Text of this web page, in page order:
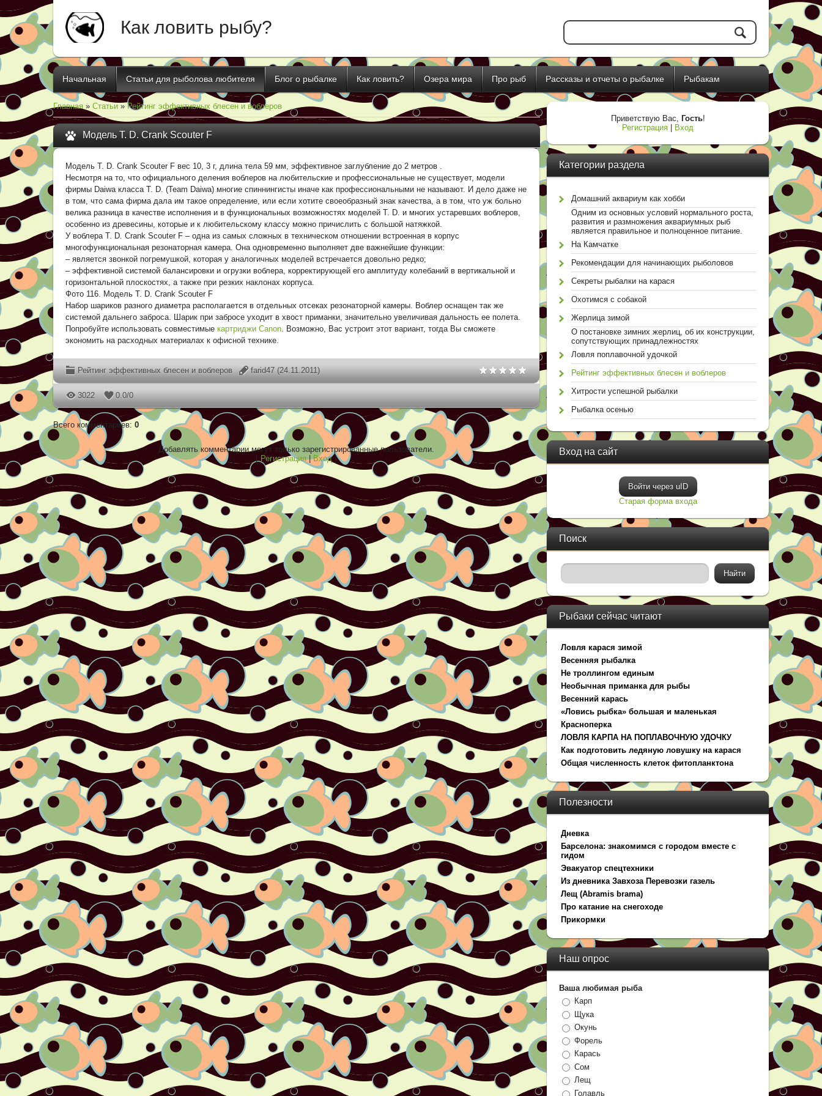
Как ловить рыбу?
Начальная Статьи для рыболова любителя Блог о рыбалке Как ловить? Озера мира Про рыб Рассказы и отчеты о рыбалке Рыбакам
Главная » Статьи » Рейтинг эффективных блесен и воблеров
Модель T. D. Crank Scouter F
Модель T. D. Crank Scouter F вес 10, 3 г, длина тела 59 мм, эффективное заглубление до 2 метров .
Несмотря на то, что официального деления воблеров на любительские и профессиональные не существует, модели
фирмы Daiwa класса T. D. (Team Daiwa) многие спиннингисты иначе как профессиональными не называют. И дело даже не
в том, что сама фирма дала им такое определение, или если хотите своеобразный знак качества, а в том, что уж больно
велика разница в качестве исполнения и в функциональных возможностях моделей T. D. и многих устаревших воблеров,
особенно из древесины, которые и к любительскому классу можно причислить с большой натяжкой.
У воблера T. D. Crank Scouter F – одна из самых сложных в техническом отношении встроенная в корпус
многофункциональная резонаторная камера. Она одновременно выполняет две важнейшие функции:
– является звонкой погремушкой, которая у аналогичных моделей встречается довольно редко;
– эффективной системой балансировки и огрузки воблера, корректирующей его амплитуду колебаний в вертикальной и
горизонтальной плоскостях, а также при резких наклонах корпуса.
Фото 116. Модель T. D. Crank Scouter F
Набор шариков разного диаметра располагается в отдельных отсеках резонаторной камеры. Воблер оснащен так же
системой дальнего заброса. Шарик при забросе уходит в хвост приманки, значительно увеличивая дальность ее полета.
Попробуйте использовать совместимые картриджи Canon. Возможно, Вас устроит этот вариант, тогда Вы сможете
экономить на расходных материалах к офисной технике.
Рейтинг эффективных блесен и воблеров farid47(24.11.2011)
3022 0.0/0
Всего комментариев: 0
Добавлять комментарии могут только зарегистрированные пользователи.
[Регистрация|Вход]
Приветствую Вас, Гость!
Регистрация
Вход
Категории раздела
Домашний аквариум как хобби
Одним из основных условий нормального роста,
развития и размножения аквариумных рыб
является правильное и полноценное питание.
На Камчатке
Рекомендации для начинающих рыболовов
Секреты рыбалки на карася
Охотимся с собакой
Жерлица зимой
О постановке зимних жерлиц, об их конструкции,
сопутствующих принадлежностях
Ловля поплавочной удочкой
Рейтинг эффективных блесен и воблеров
Хитрости успешной рыбалки
Рыбалка осенью
Вход на сайт
Войти через uID
Старая форма входа
Поиск
Рыбаки сейчас читают
Ловля карася зимой
Весенняя рыбалка
Не троллингом единым
Необычная приманка для рыбы
Весенний карась
«Ловись рыбка» большая и маленькая
Красноперка
ЛОВЛЯ КАРПА НА ПОПЛАВОЧНУЮ УДОЧКУ
Как подготовить ледяную ловушку на карася
Общая численность клеток фитопланктона
Полезности
Дневка
Барселона: знакомимся с городом вместе с
гидом
Эвакуатор спецтехники
Из дневника Завхоза Перевозки газель
Лещ (Abramis brama)
Про катание на снегоходе
Прикормки
Наш опрос
Ваша любимая рыба
Карп
Щука
Окунь
Форель
Карась
Сом
Лещ
Голавль